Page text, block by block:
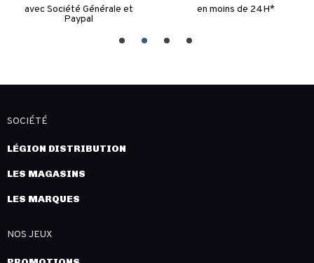
avec Société Générale et
Paypal
en moins de 24H*
SOCIÉTÉ
LÉGION DISTRIBUTION
LES MAGASINS
LES MARQUES
NOS JEUX